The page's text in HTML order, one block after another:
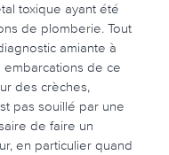
toxique ayant été
de plomberie. Tout
amiante à
de ce
des crèches,
pas souillé par une
de faire un
en particulier quand